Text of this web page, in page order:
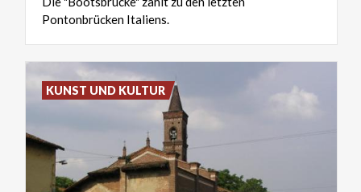
Pontonbrücken Italiens.
KUNST UND KULTUR